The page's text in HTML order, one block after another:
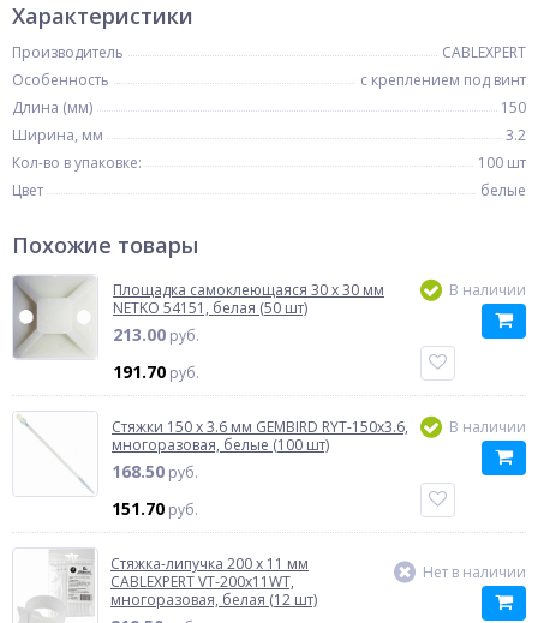
Характеристики
Производитель
CABLEXPERT
Особенность
с креплением под винт
Длина (мм)
150
Ширина, мм
3.2
Кол-во в упаковке:
100 шт
Цвет
белые
Похожие товары
Площадка самоклеющаяся 30 x 30 мм
NETKO 54151, белая (50 шт)
213.00 руб.
191.70 руб.
В наличии
Стяжки 150 x 3.6 мм GEMBIRD RYT-150х3.6,
многоразовая, белые (100 шт)
168.50 руб.
151.70 руб.
В наличии
Стяжка-липучка 200 x 11 мм
CABLEXPERT VT-200x11WT,
многоразовая, белая (12 шт)
Нет в наличии